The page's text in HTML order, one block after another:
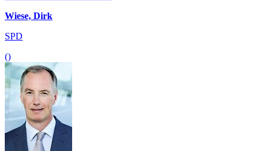
Wiese, Dirk
SPD
()